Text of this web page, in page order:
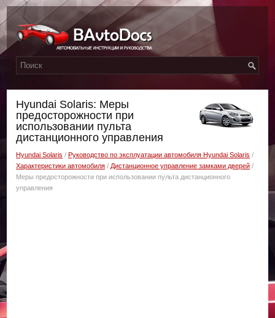
Hyundai Solaris: Меры
предосторожности при
использовании пульта
дистанционного управления
Hyundai Solaris /Руководство по эксплуатации автомобиля Hyundai Solaris /
Характеристики автомобиля / Дистанционное управление замками дверей /
Меры предосторожности при использовании пульта дистанционного
управления